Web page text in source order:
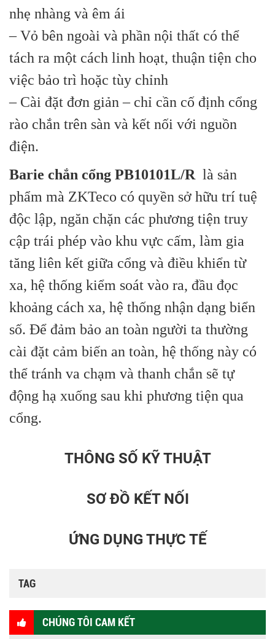
nhẹ nhàng và êm ái
– Vỏ bên ngoài và phần nội thất có thể
tách ra một cách linh hoạt, thuận tiện cho
việc bảo trì hoặc tùy chỉnh
– Cài đặt đơn giản – chỉ cần cố định cổng
rào chắn trên sàn và kết nối với nguồn
điện.
Barie chắn cổng PB10101L/R là sản
phẩm mà ZKTeco có quyền sở hữu trí tuệ
độc lập, ngăn chặn các phương tiện truy
cập trái phép vào khu vực cấm, làm gia
tăng liên kết giữa cổng và điều khiển từ
xa, hệ thống kiểm soát vào ra, đầu đọc
khoảng cách xa, hệ thống nhận dạng biển
số. Để đảm bảo an toàn người ta thường
cài đặt cảm biến an toàn, hệ thống này có
thể tránh va chạm và thanh chắn sẽ tự
động hạ xuống sau khi phương tiện qua
cổng.
THÔNG SỐ KỸ THUẬT
SƠ ĐỒ KẾT NỐI
ỨNG DỤNG THỰC TẾ
TAG
CHÚNG TÔI CAM KẾT